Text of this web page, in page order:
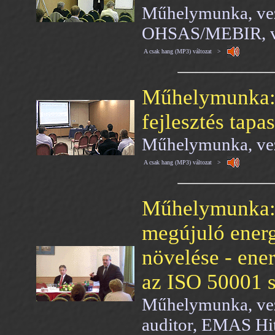
Műhelymunka,
OHSAS/MEBIR,
A csak hang (MP3) változat >
fejlesztés
Műhelymunka,
A csak hang (MP3) változat >
megújuló
növelése -
az ISO 50001
Műhelymunka,
auditor, EMAS